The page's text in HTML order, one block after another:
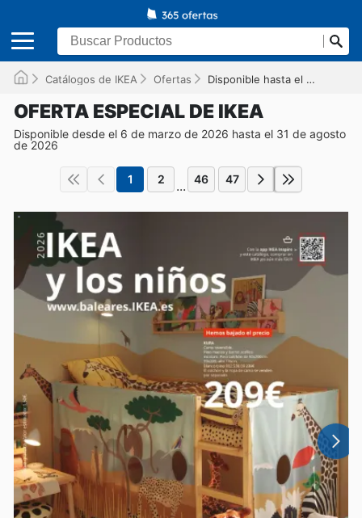
Catálogos de IKEA Ofertas Disponible hasta el 31/08/2026
OFERTA ESPECIAL DE IKEA
Disponible desde el 6 de marzo de 2026 hasta el 31 de agosto
de 2026
1 2 ... 46 47